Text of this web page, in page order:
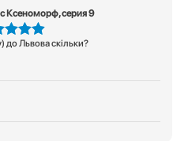
Ксеноморф, серия 9
Львова скільки?